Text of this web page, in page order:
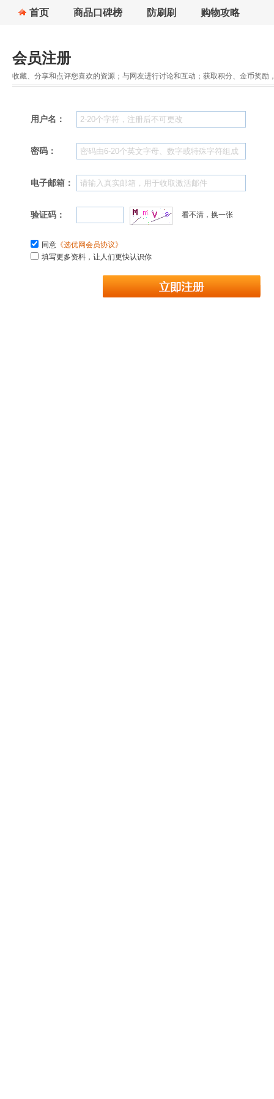
首页 商品口碑榜 防刷刷 购物攻略
会员注册
收藏、分享和点评您喜欢的资源；与网友进行讨论和互动；获取积分、金币奖励
用户名：
密码：
电子邮箱：
验证码： 看不清，换一张
同意 《选优网会员协议》
填写更多资料，让人们更快认识你